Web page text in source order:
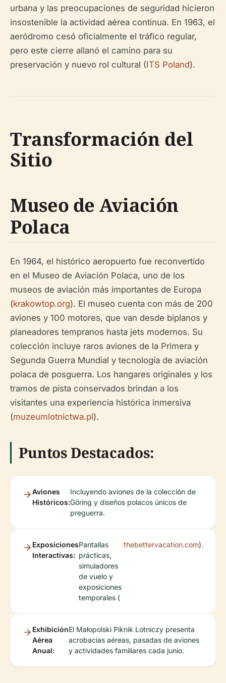
urbana y las preocupaciones de seguridad hicieron
insostenible la actividad aérea continua. En 1963, el
aeródromo cesó oficialmente el tráfico regular,
pero este cierre allanó el camino para su
preservación y nuevo rol cultural (ITS Poland).
Transformación del
Sitio
Museo de Aviación
Polaca
En 1964, el histórico aeropuerto fue reconvertido
en el Museo de Aviación Polaca, uno de los
museos de aviación más importantes de Europa
(krakowtop.org). El museo cuenta con más de 200
aviones y 100 motores, que van desde biplanos y
planeadores tempranos hasta jets modernos. Su
colección incluye raros aviones de la Primera y
Segunda Guerra Mundial y tecnología de aviación
polaca de posguerra. Los hangares originales y los
tramos de pista conservados brindan a los
visitantes una experiencia histórica inmersiva
(muzeumlotnictwa.pl).
Puntos Destacados:
Aviones
Históricos:
Incluyendo aviones de la colección de
Göring y diseños polacos únicos de
preguerra.
Exposiciones
Interactivas:
Pantallas
prácticas,
simuladores
de vuelo y
exposiciones
temporales (
thebettervacation.com).
Exhibición
Aérea
Anual:
El Małopolski Piknik Lotniczy presenta
acrobacias aéreas, pasadas de aviones
y actividades familiares cada junio.